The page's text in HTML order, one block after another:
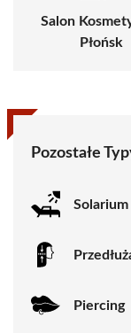
Salon
Płońsk
Pozostałe
Solarium
Piercing